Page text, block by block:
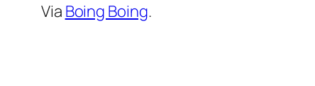
Via Boing Boing.